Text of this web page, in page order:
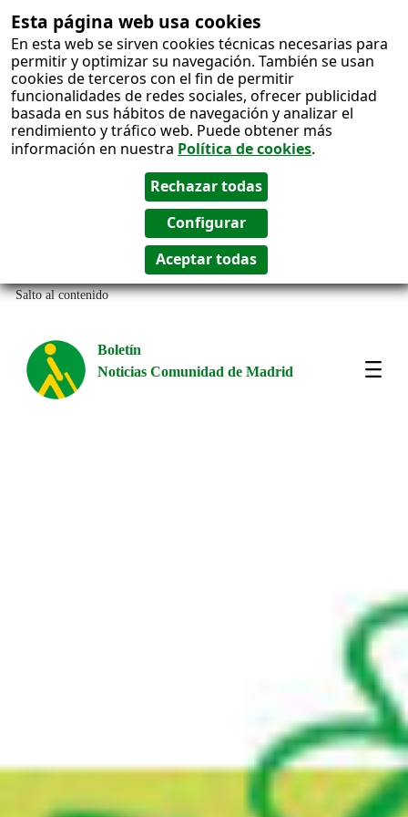
Esta página web usa cookies
En esta web se sirven cookies técnicas necesarias para
permitir y optimizar su navegación. También se usan
cookies de terceros con el fin de permitir
funcionalidades de redes sociales, ofrecer publicidad
basada en sus hábitos de navegación y analizar el
rendimiento y tráfico web. Puede obtener más
información en nuestra Política de cookies.
Salto al contenido
Boletín
Noticias Comunidad de Madrid